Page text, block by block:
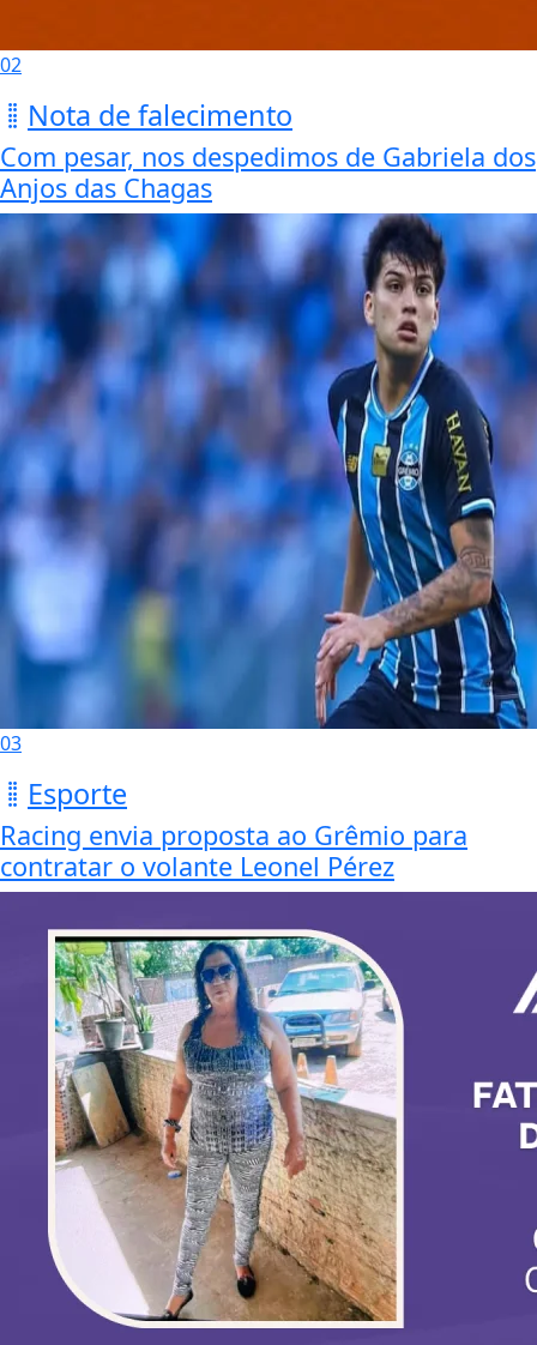
02
Nota de falecimento
Com pesar, nos despedimos de Gabriela dos
Anjos das Chagas
03
Esporte
Racing envia proposta ao Grêmio para
contratar o volante Leonel Pérez